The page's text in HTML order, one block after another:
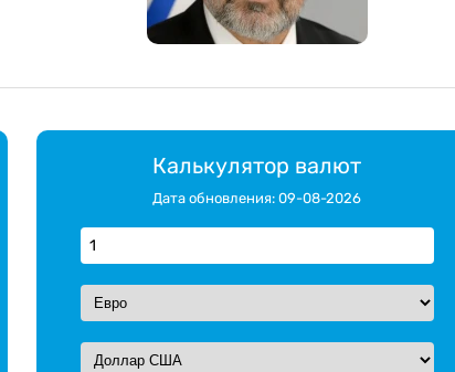
Калькулятор валют
Дата обновления: 09-08-2026